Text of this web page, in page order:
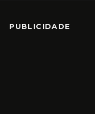
PUBLICIDADE